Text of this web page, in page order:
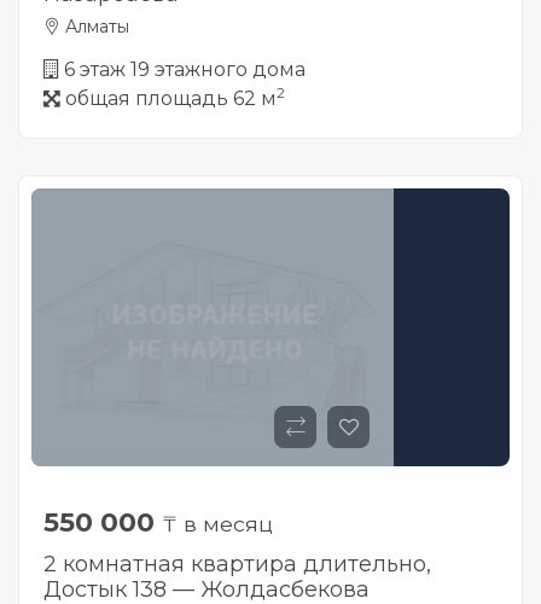
Алматы
6 этаж 19 этажного дома
общая площадь 62 м2
550 000 ₸ в месяц
2 комнатная квартира длительно,
Достык 138 — Жолдасбекова